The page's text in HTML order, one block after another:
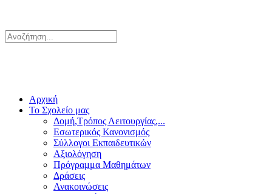
Αρχική
Το Σχολείο μας
Δομή,Τρόπος Λειτουργίας,...
Εσωτερικός Κανονισμός
Σύλλογοι Εκπαιδευτικών
Αξιολόγηση
Πρόγραμμα Μαθημάτων
Δράσεις
Ανακοινώσεις